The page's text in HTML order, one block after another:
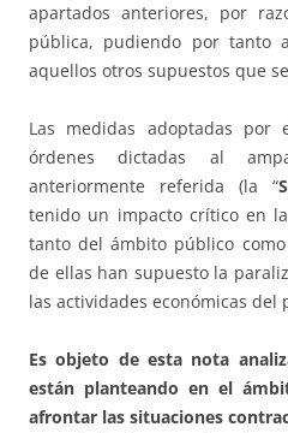
apartados anteriores, por
pública, pudiendo por tanto
aquellos otros supuestos que
Las medidas adoptadas
órdenes dictadas al
anteriormente referida (la “
tenido un impacto crítico en
tanto del ámbito público
de ellas han supuesto la
las actividades económicas del
Es objeto de esta nota
están planteando en el
afrontar las situaciones